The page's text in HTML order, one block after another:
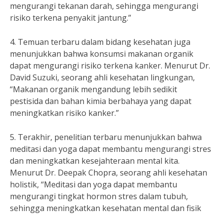
mengurangi tekanan darah, sehingga mengurangi
risiko terkena penyakit jantung.”
4. Temuan terbaru dalam bidang kesehatan juga
menunjukkan bahwa konsumsi makanan organik
dapat mengurangi risiko terkena kanker. Menurut Dr.
David Suzuki, seorang ahli kesehatan lingkungan,
“Makanan organik mengandung lebih sedikit
pestisida dan bahan kimia berbahaya yang dapat
meningkatkan risiko kanker.”
5. Terakhir, penelitian terbaru menunjukkan bahwa
meditasi dan yoga dapat membantu mengurangi stres
dan meningkatkan kesejahteraan mental kita.
Menurut Dr. Deepak Chopra, seorang ahli kesehatan
holistik, “Meditasi dan yoga dapat membantu
mengurangi tingkat hormon stres dalam tubuh,
sehingga meningkatkan kesehatan mental dan fisik